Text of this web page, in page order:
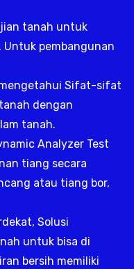
tanah untuk
pembangunan
Sifat-sifat
dengan
tanah.
Analyzer Test
tiang secara
atau tiang bor,
Solusi
untuk bisa di
bersih memiliki